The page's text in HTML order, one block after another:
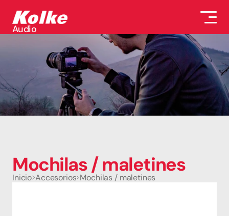
Audio
Accesorios
Auriculares
Conectividad
Gaming
Seguridad
Perifericos
Televisores
Mochilas / maletines
Inicio Accesorios Mochilas / maletines